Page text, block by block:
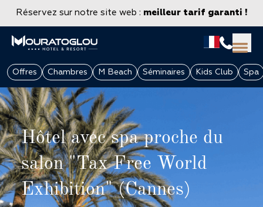
Réservez sur notre site web : meilleur tarif garanti !
Offres Chambres M Beach Séminaires Kids Club Spa
Hôtel avec spa proche du
salon "Tax Free World
Exhibition" (Cannes)